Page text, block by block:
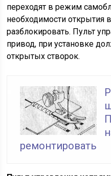
переходят в режим
необходимости открытия
разблокировать. Пульт
привод, при установке
открытых створок.
ремонтировать